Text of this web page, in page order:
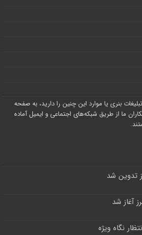
بنری یا موارد این چنین را دارید، به صفحه
ما از طریق شبکه‌های اجتماعی و ایمیل آماده
آغاز شد
نگاه ویژه